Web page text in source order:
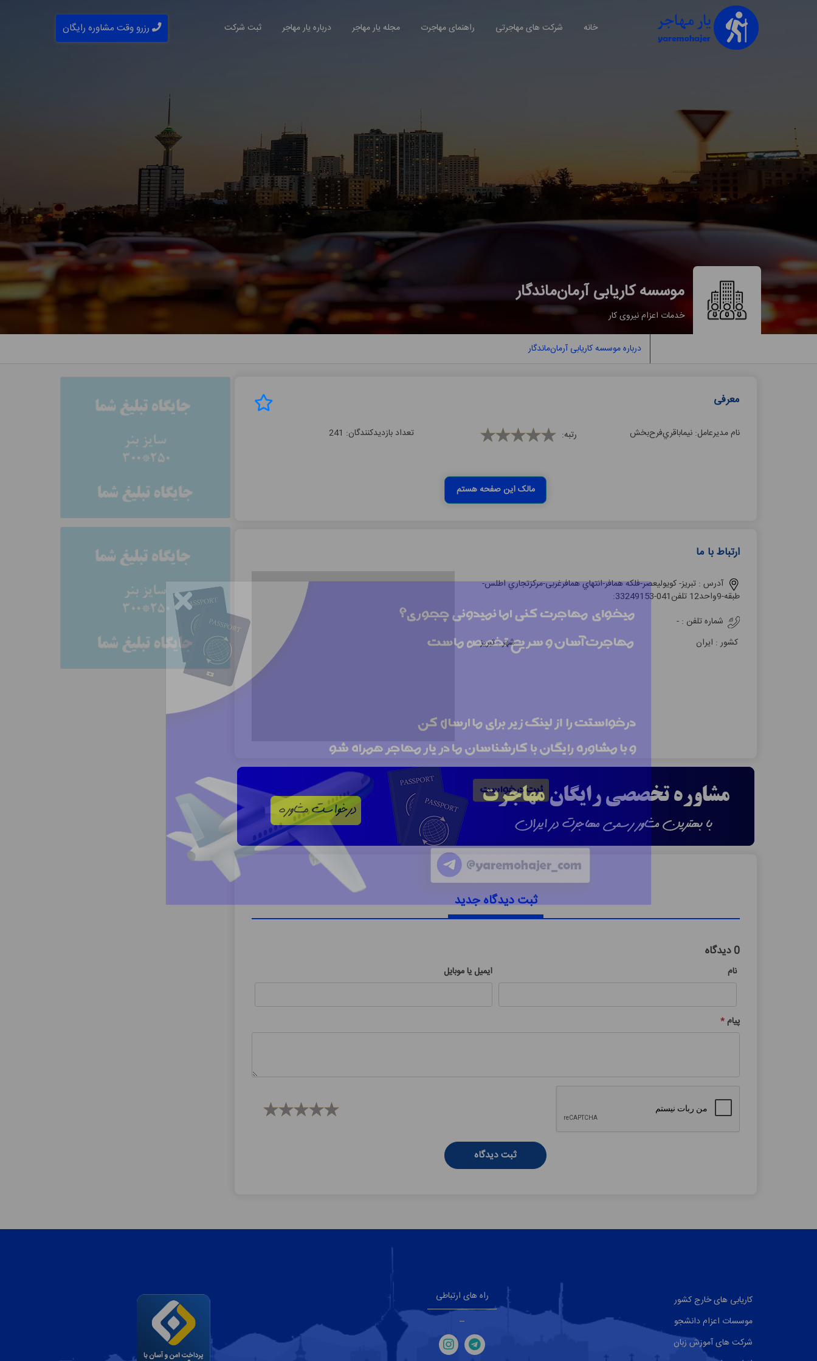
خانه شرکت های مهاجرتی راهنمای مهاجرت مجله یار مهاجر درباره یار مهاجر ثبت شرکت رزرو وقت مشاوره رایگان
موسسه کاریابی آرﻣﺎنﻣﺎﻧﺪﮔﺎر
خدمات اعزام نيروی كار
درباره موسسه کاریابی آرﻣﺎنﻣﺎﻧﺪﮔﺎر
معرفی
نام مدیرعامل: ﻧﯿﻤﺎﺑﺎﻗﺮيﻓﺮحﺑﺨﺶ رتبه: تعداد بازدیدکنندگان: 241
مالک این صفحه هستم
ارتباط با ما
آدرس :ﺗﺒﺮﯾﺰ- ﮐﻮيوﻟﯿﻌﺼﺮ-ﻓﻠﮑﻪ ﻫﻤﺎﻓﺮ-اﻧﺘﻬﺎي ﻫﻤﺎﻓﺮﻏﺮﺑﯽ-ﻣﺮﮐﺰﺗﺠﺎري اﻃﻠﺲ-
ﻃﺒﻘﻪ-9واﺣﺪ12 ﺗﻠﻔﻦ041-33249153:
شماره تلفن :-
کشور : ایران شهر :تبریز
ثبت دیدگاه جدید
0 دیدگاه
نام ایمیل یا موبایل
پیام *
ثبت دیدگاه
کاریابی های خارج کشور
موسسات اعزام دانشجو
شرکت های آموزش زبان
راه های ارتباطی
--